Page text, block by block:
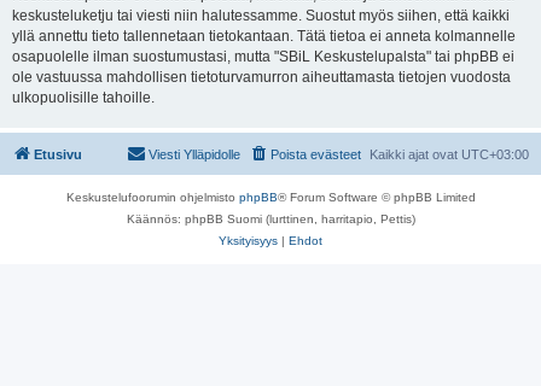
keskusteluketju tai viesti niin halutessamme. Suostut myös siihen, että kaikki
yllä annettu tieto tallennetaan tietokantaan. Tätä tietoa ei anneta kolmannelle
osapuolelle ilman suostumustasi, mutta "SBiL Keskustelupalsta" tai phpBB ei
ole vastuussa mahdollisen tietoturvamurron aiheuttamasta tietojen vuodosta
ulkopuolisille tahoille.
Etusivu Kaikki ajat ovat UTC+03:00
Poista evästeet
Viesti Ylläpidolle
Keskustelufoorumin ohjelmisto phpBB® Forum Software © phpBB Limited
Käännös: phpBB Suomi (lurttinen, harritapio, Pettis)
Yksityisyys | Ehdot